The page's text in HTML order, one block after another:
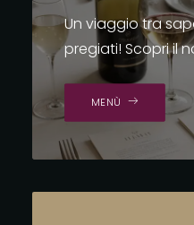
Un viaggio tra
pregiati! Scopri il
MENÙ